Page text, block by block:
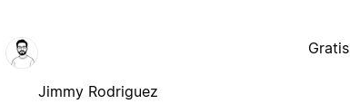
Jimmy Rodriguez
Gratis